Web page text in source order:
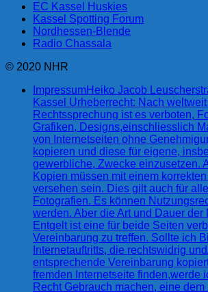
EC Kassel Huskies
Kassel Spotting Forum
Nordhessen-Blende
Radio Chassala
© 2020 NHR
ImpressumHeiko Jacob
Kassel Urheberrecht: Nach
Rechtssprechung ist es verboten,
Grafiken, Designs,einschliesslich
von Internetseiten ohne
kopieren und diese für eigene,
gewerbliche, Zwecke einzusetzen.
Kopien müssen mit einem
versehen sein. Dies gilt auch für
Fotografien. Es können
werden. Aber die Art und Dauer der
Entgelt ist eine für beide Seiten
Vereinbarung zu treffen. Sollte ich
Internetauftritts, die rechtswidrig
entsprechende Vereinbarung
fremden Internetseite finden,werde
Recht Gebrauch machen, eine dem